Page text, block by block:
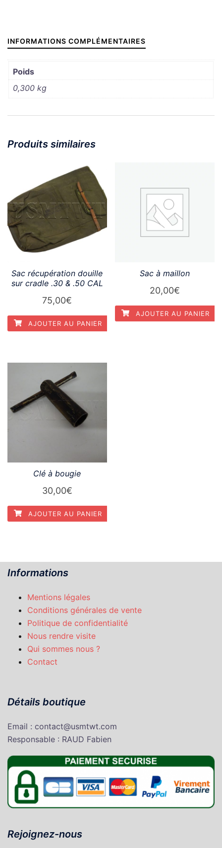
INFORMATIONS COMPLÉMENTAIRES
Poids
0,300 kg
Produits similaires
Sac récupération douille
sur cradle .30 & .50 CAL
75,00€
AJOUTER AU PANIER
Sac à maillon
20,00€
AJOUTER AU PANIER
Clé à bougie
30,00€
AJOUTER AU PANIER
Informations
Mentions légales
Conditions générales de vente
Politique de confidentialité
Nous rendre visite
Qui sommes nous ?
Contact
Détails boutique
Email : contact@usmtwt.com
Responsable : RAUD Fabien
Rejoignez-nous